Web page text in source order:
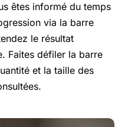
êtes informé du temps
via la barre
le résultat
Faites défiler la barre
et la taille des